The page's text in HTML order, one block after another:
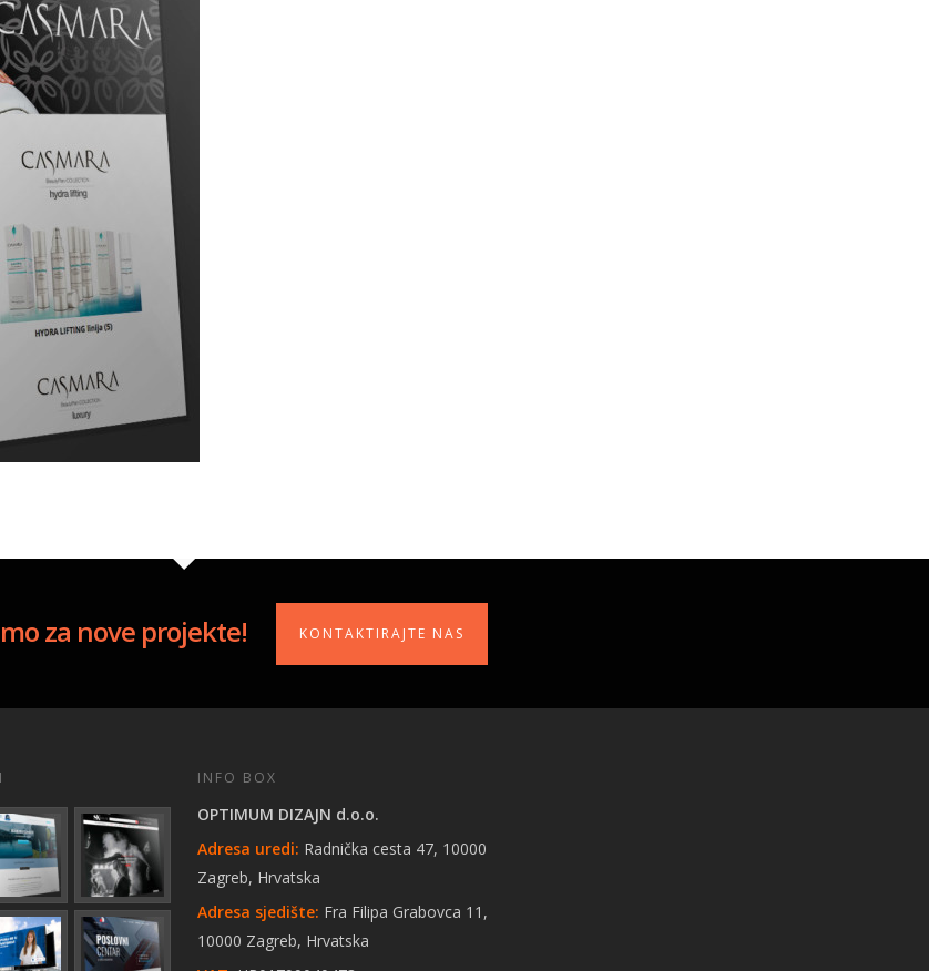
za nove projekte! KONTAKTIRAJTE NAS
INFO BOX
OPTIMUM DIZAJN d.o.o.
Adresa uredi: Radnička cesta 47, 10000
Zagreb, Hrvatska
Adresa sjedište: Fra Filipa Grabovca 11,
10000 Zagreb, Hrvatska